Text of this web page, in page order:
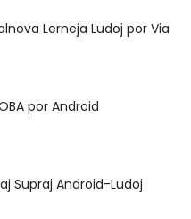
Lerneja Ludoj por Via
por Android
Supraj Android-Ludoj